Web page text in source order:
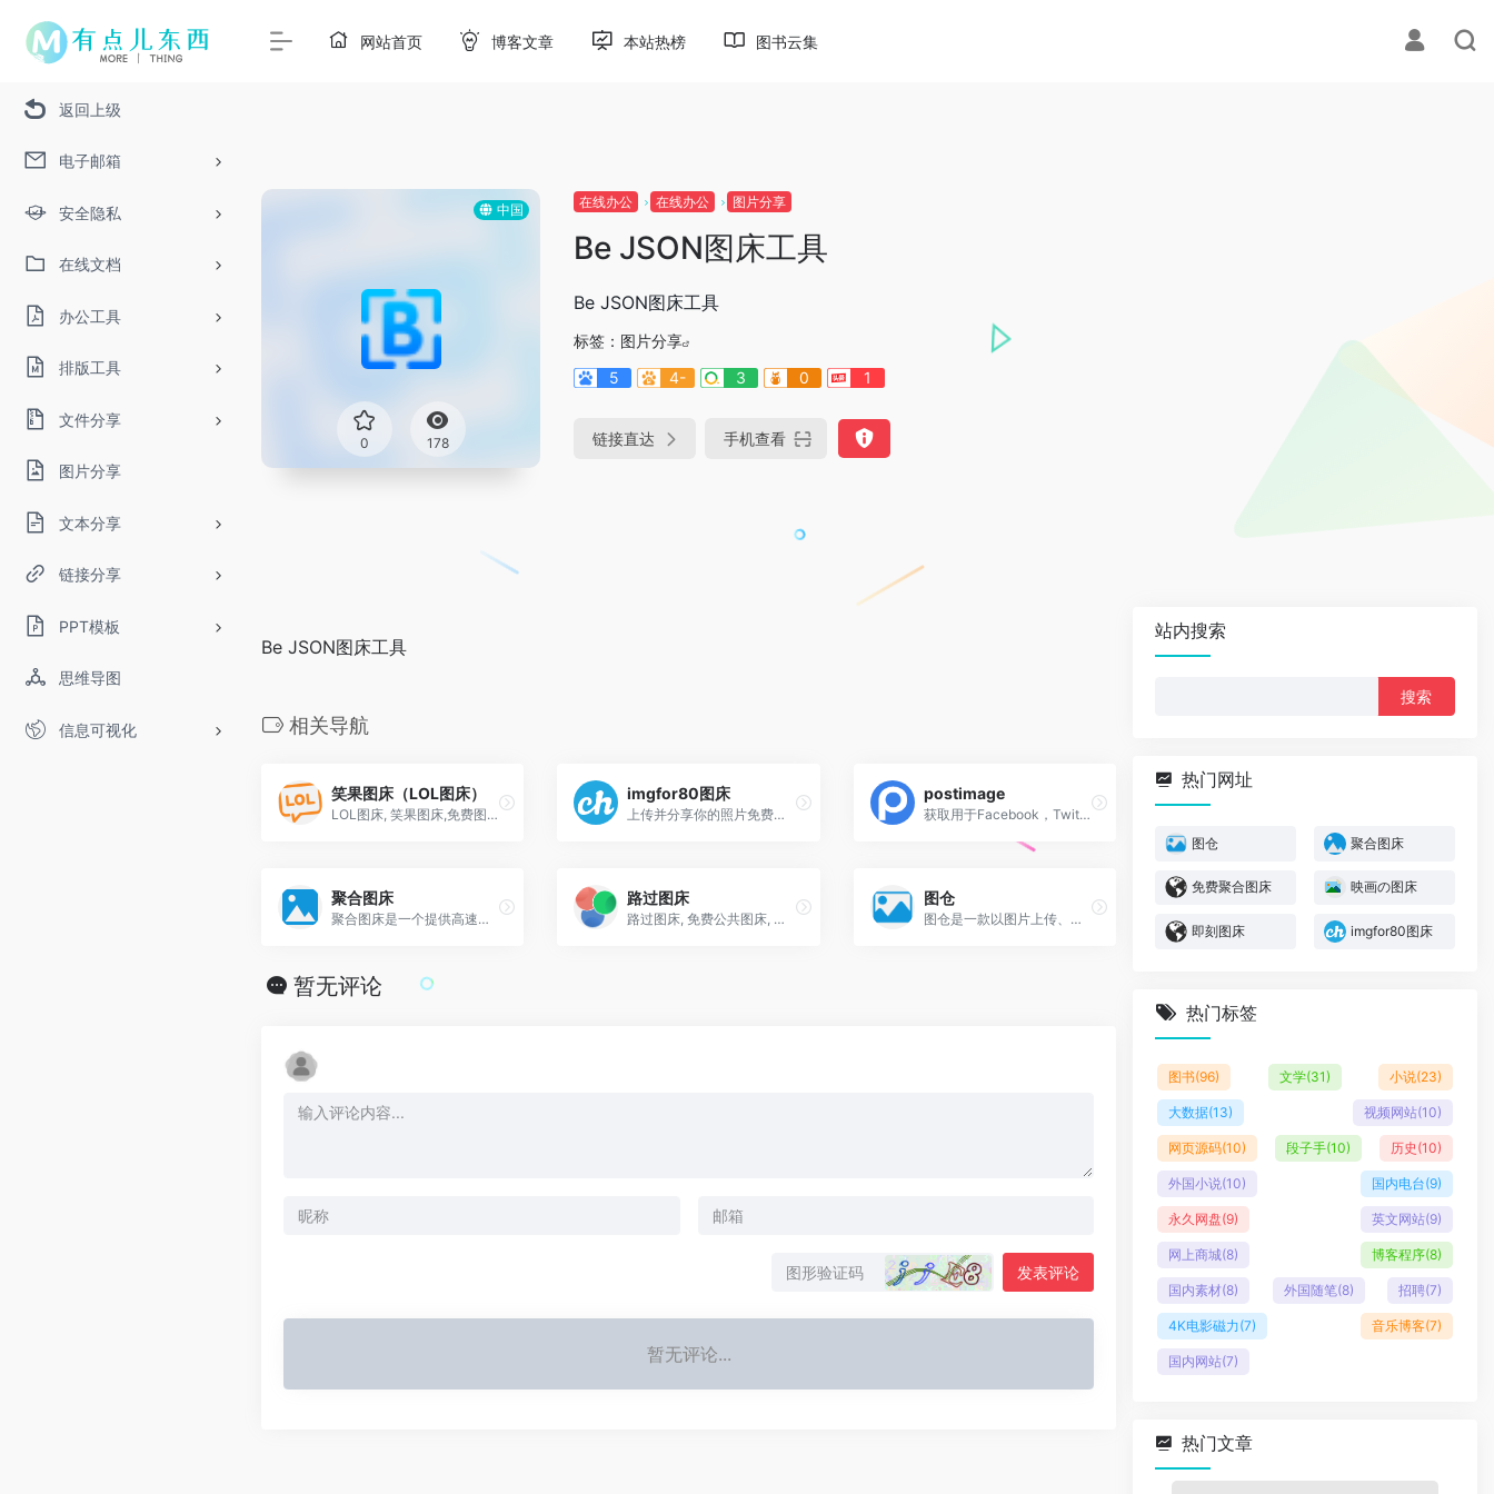
返回上级
电子邮箱
安全隐私
在线文档
办公工具
排版工具
文件分享
图片分享
文本分享
链接分享
PPT模板
思维导图
信息可视化
网站首页 博客文章 本站热榜 图书云集
中国
0 178
在线办公 在线办公 图片分享
Be JSON图床工具
Be JSON图床工具
标签： 图片分享
5
4- 3 0 1
链接直达 手机查看
Be JSON图床工具
相关导航
笑果图床（LOL图床）
LOL图床, 笑果图床,免费图片托管服务, 将图片快速、永久保存在云端。LOL，分享美好生活。
imgfor80图床
上传并分享你的照片免费图床
postimage
获取用于Facebook，Twitter，留言板和博客上的永久链接
聚合图床
聚合图床是一个提供高速外链的免费图床,无限流量,无限外链,全网CDN,提供API和客户端上传图片,支持一键拖放上传即时预览
路过图床
路过图床, 免费公共图床, 提供图片上传和图片外链服务, 原图保存, 全球CDN加速.
图仓
图仓是一款以图片上传、图片分发、图片管理为核心的图床/图片管理平台
暂无评论
发表评论
暂无评论...
站内搜索
热门网址
图仓 聚合图床
免费聚合图床 映画の图床
即刻图床 imgfor80图床
热门标签
图书(96) 文学(31) 小说(23)
大数据(13) 视频网站(10)
网页源码(10) 段子手(10) 历史 (10)
外国小说(10) 国内电台(9)
永久网盘(9) 英文网站(9)
网上商城(8) 博客程序(8)
国内素材(8) 外国随笔(8) 招聘(7)
4K电影磁力(7) 音乐博客(7)
国内网站(7)
热门文章